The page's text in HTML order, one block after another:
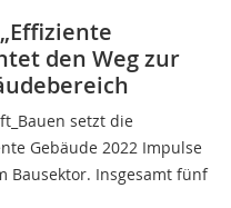
den Weg zur
setzt die
Gebäude 2022 Impulse
Bausektor. Insgesamt fünf